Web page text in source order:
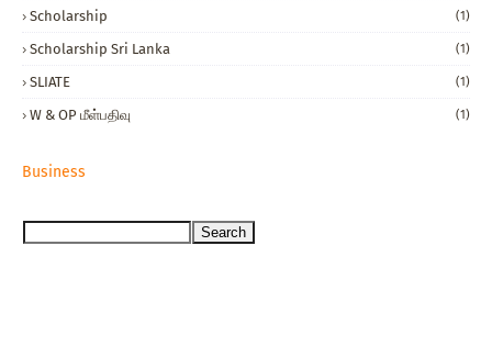
Scholarship (1)
Scholarship Sri Lanka (1)
SLIATE (1)
W & OP மீள்பதிவு (1)
Business